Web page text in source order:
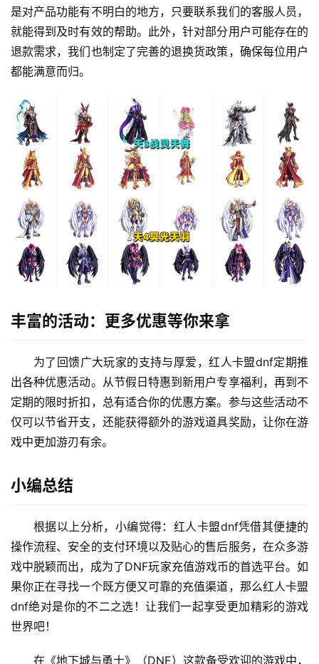
是对产品功能有不明白的地方，只要联系我们的客服人员，
就能得到及时有效的帮助。此外，针对部分用户可能存在的
退款需求，我们也制定了完善的退换货政策，确保每位用户
都能满意而归。
丰富的活动：更多优惠等你来拿
为了回馈广大玩家的支持与厚爱，红人卡盟dnf定期推
出各种优惠活动。从节假日特惠到新用户专享福利，再到不
定期的限时折扣，总有适合你的优惠方案。参与这些活动不
仅可以节省开支，还能获得额外的游戏道具奖励，让你在游
戏中更加游刃有余。
小编总结
根据以上分析，小编觉得：红人卡盟dnf凭借其便捷的
操作流程、安全的支付环境以及贴心的售后服务，在众多游
戏中脱颖而出，成为了DNF玩家充值游戏币的首选平台。如
果你正在寻找一个既方便又可靠的充值渠道，那么红人卡盟
dnf绝对是你的不二之选！让我们一起享受更加精彩的游戏
世界吧！
在《地下城与勇士》（DNF）这款备受欢迎的游戏中，